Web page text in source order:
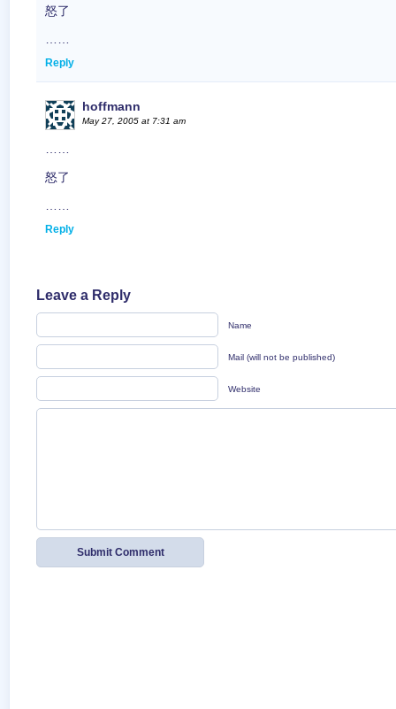
怒了
Reply
hoffmann
May 27, 2005 at 7:31 am
怒了
Reply
Leave a Reply
Name
Mail (will not be published)
Website